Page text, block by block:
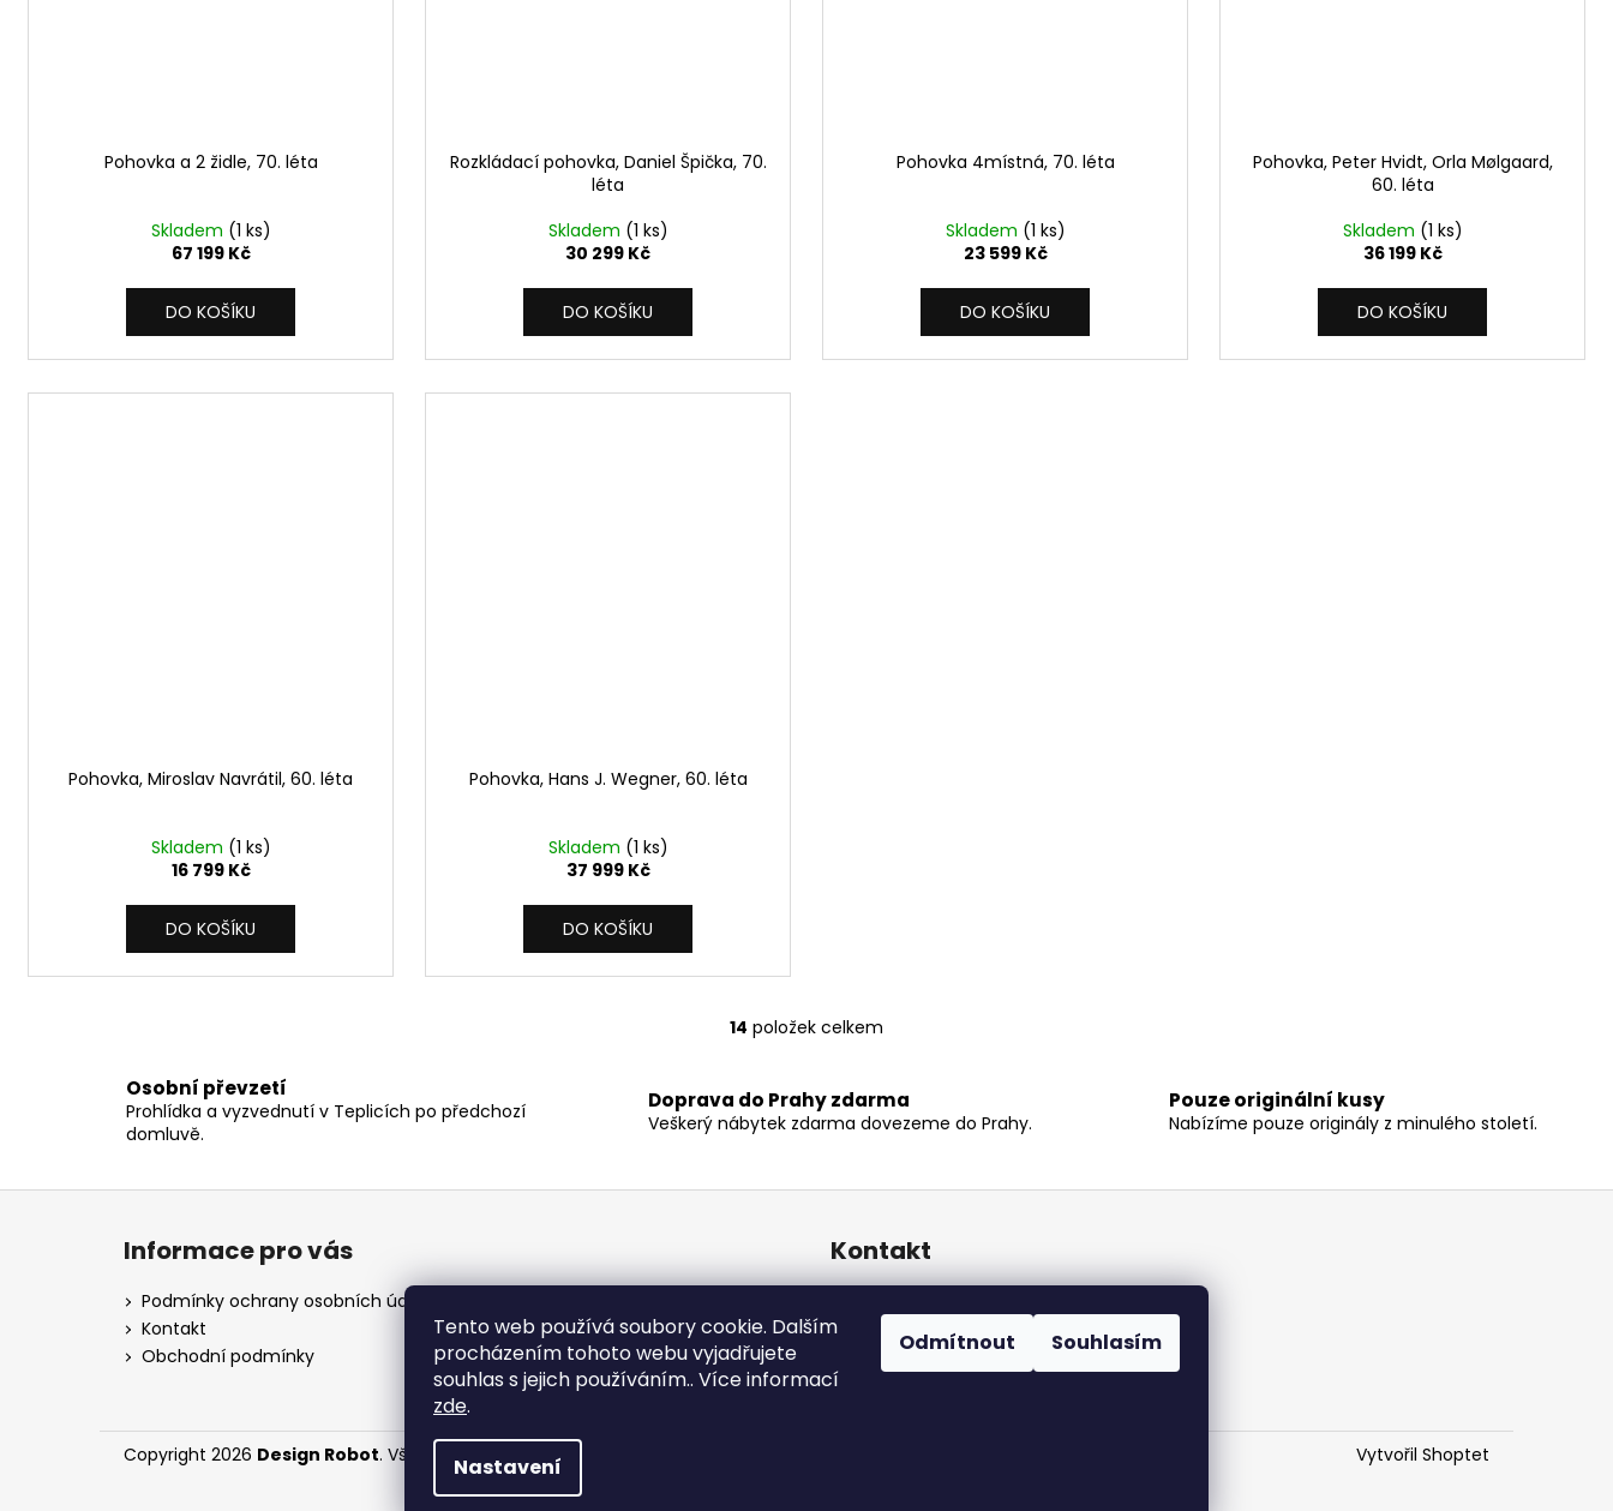
Tento web používá soubory cookie. Dalším
procházením tohoto webu vyjadřujete
souhlas s jejich používáním.. Více informací
zde.
Nastavení
Odmítnout Souhlasím
Pohovka a 2 židle, 70. léta
Skladem (1 ks)
67 199 Kč
DO KOŠÍKU
Rozkládací pohovka, Daniel Špička, 70.
léta
Skladem (1 ks)
30 299 Kč
DO KOŠÍKU
Pohovka 4místná, 70. léta
Skladem (1 ks)
23 599 Kč
DO KOŠÍKU
Pohovka, Peter Hvidt, Orla Mølgaard,
60. léta
Skladem (1 ks)
36 199 Kč
DO KOŠÍKU
Pohovka, Miroslav Navrátil, 60. léta
Skladem (1 ks)
16 799 Kč
DO KOŠÍKU
Pohovka, Hans J. Wegner, 60. léta
Skladem (1 ks)
37 999 Kč
DO KOŠÍKU
O
l
á
c
r
k
v
14 položek celkem
Osobní převzetí
Prohlídka a vyzvednutí v Teplicích po předchozí
domluvě.
Doprava do Prahy zdarma
Veškerý nábytek zdarma dovezeme do Prahy.
Pouze originální kusy
Nabízíme pouze originály z minulého století.
Informace pro vás
Podmínky ochrany osobních údajů
Kontakt
Obchodní podmínky
Kontakt
designrobotcz
Vytvořil Shoptet
Copyright 2026 Design Robot. Všechna práva vyhrazena.